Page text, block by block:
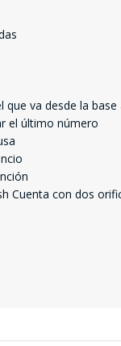
que va desde la
el último número
Cuenta con dos